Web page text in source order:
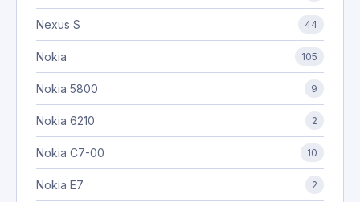
Nexus S 44
Nokia 105
Nokia 5800 9
Nokia 6210 2
Nokia C7-00 10
Nokia E7 2